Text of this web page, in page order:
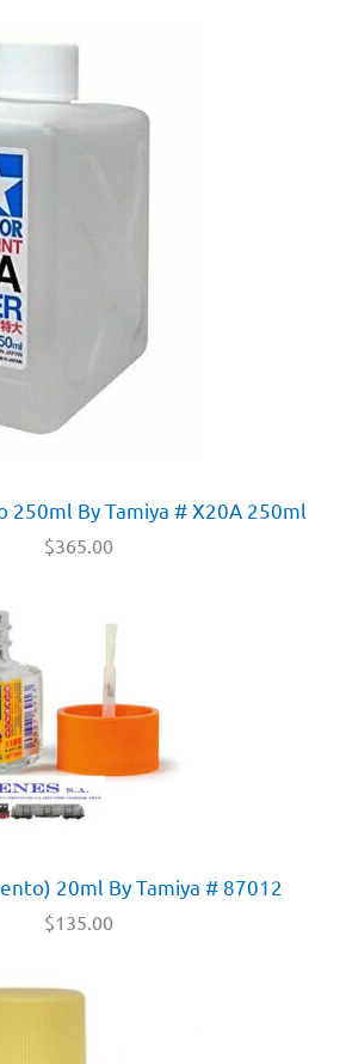
250ml By Tamiya # X20A 250ml
$365.00
20ml By Tamiya # 87012
$135.00